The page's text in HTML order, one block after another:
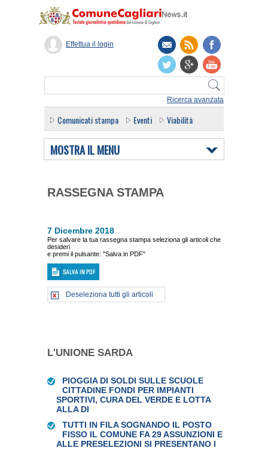
Ricerca avanzata
Effettua il login
Comunicati stampa Eventi Viabilità
MOSTRA IL MENU
RASSEGNA STAMPA
7 Dicembre 2018
Per salvare la tua rassegna stampa seleziona gli articoli che
desideri
e premi il pulsante: "Salva in PDF"
Deseleziona tutti gli articoli
L'UNIONE SARDA
PIOGGIA DI SOLDI SULLE SCUOLE
CITTADINE FONDI PER IMPIANTI
SPORTIVI, CURA DEL VERDE E LOTTA
ALLA DI
TUTTI IN FILA SOGNANDO IL POSTO
FISSO IL COMUNE FA 29 ASSUNZIONI E
ALLE PRESELEZIONI SI PRESENTANO I